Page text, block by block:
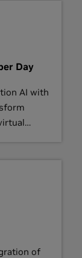
Day
AI with
of